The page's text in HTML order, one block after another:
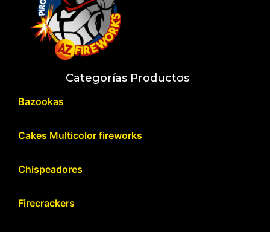
Categorías Productos
Bazookas
Cakes Multicolor fireworks
Chispeadores
Firecrackers